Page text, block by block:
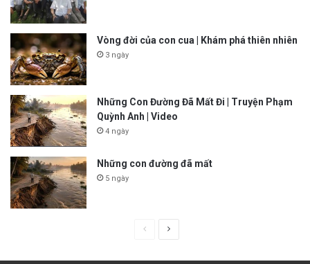
Vòng đời của con cua | Khám phá thiên nhiên
3 ngày
Những Con Đường Đã Mất Đi | Truyện Phạm
Quỳnh Anh | Video
4 ngày
Những con đường đã mất
5 ngày